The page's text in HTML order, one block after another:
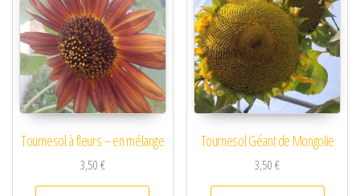
Tournesol à fleurs – en mélange
3,50€
Tournesol Géant de Mongolie
3,50€